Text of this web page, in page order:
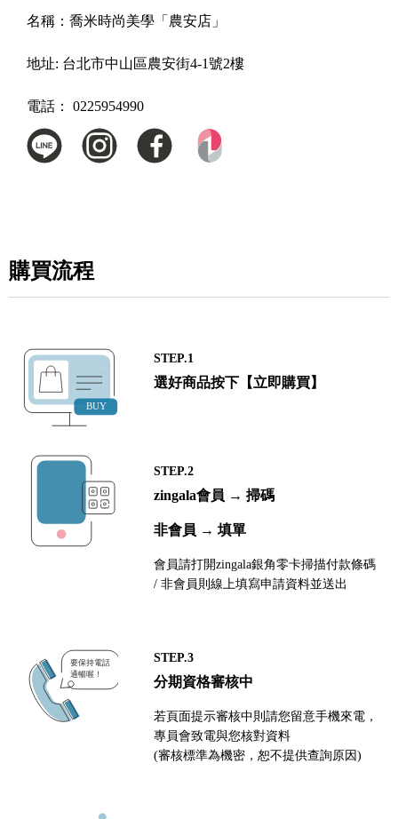
名稱： 喬米時尚美學「農安店」
地址: 台北市中山區農安街4-1號2樓
電話： 0225954990
購買流程
STEP.1
選好商品按下【立即購買】
STEP.2
zingala會員 → 掃碼
非會員 → 填單
會員請打開zingala銀角零卡掃描付款條碼
/ 非會員則線上填寫申請資料並送出
STEP.3
分期資格審核中
若頁面提示審核中則請您留意手機來電，
專員會致電與您核對資料
(審核標準為機密，恕不提供查詢原因)